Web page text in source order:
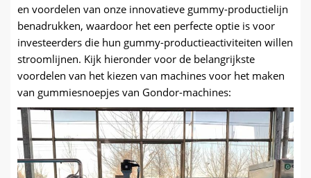
en voordelen van onze innovatieve gummy-productielijn
benadrukken, waardoor het een perfecte optie is voor
investeerders die hun gummy-productieactiviteiten willen
stroomlijnen. Kijk hieronder voor de belangrijkste
voordelen van het kiezen van machines voor het maken
van gummiesnoepjes van Gondor-machines: